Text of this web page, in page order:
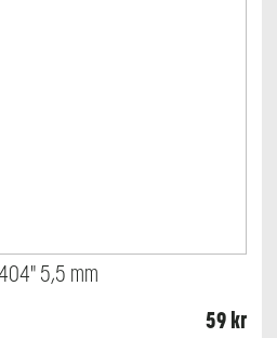
5,5 mm
59kr